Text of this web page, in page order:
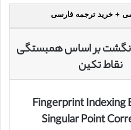
+ خرید ترجمه فارسی
انگشت بر اساس همبستگی
نقاط تکین
Fingerprint Indexing
Singular Point